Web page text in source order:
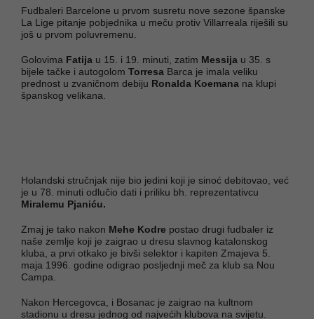
Fudbaleri Barcelone u prvom susretu nove sezone španske
La Lige pitanje pobjednika u meču protiv Villarreala riješili su
još u prvom poluvremenu.
Golovima Fatija u 15. i 19. minuti, zatim Messija u 35. s
bijele tačke i autogolom Torresa Barca je imala veliku
prednost u zvaničnom debiju Ronalda Koemana na klupi
španskog velikana.
Holandski stručnjak nije bio jedini koji je sinoć debitovao, već
je u 78. minuti odlučio dati i priliku bh. reprezentativcu
Miralemu Pjaniću.
Zmaj je tako nakon Mehe Kodre postao drugi fudbaler iz
naše zemlje koji je zaigrao u dresu slavnog katalonskog
kluba, a prvi otkako je bivši selektor i kapiten Zmajeva 5.
maja 1996. godine odigrao posljednji meč za klub sa Nou
Campa.
Nakon Hercegovca, i Bosanac je zaigrao na kultnom
stadionu u dresu jednog od najvećih klubova na svijetu.